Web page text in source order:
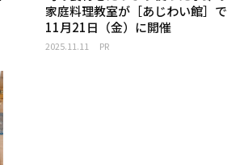
家庭料理教室が［あじわい館］で
11月21日（金）に開催
2025.11.11 PR